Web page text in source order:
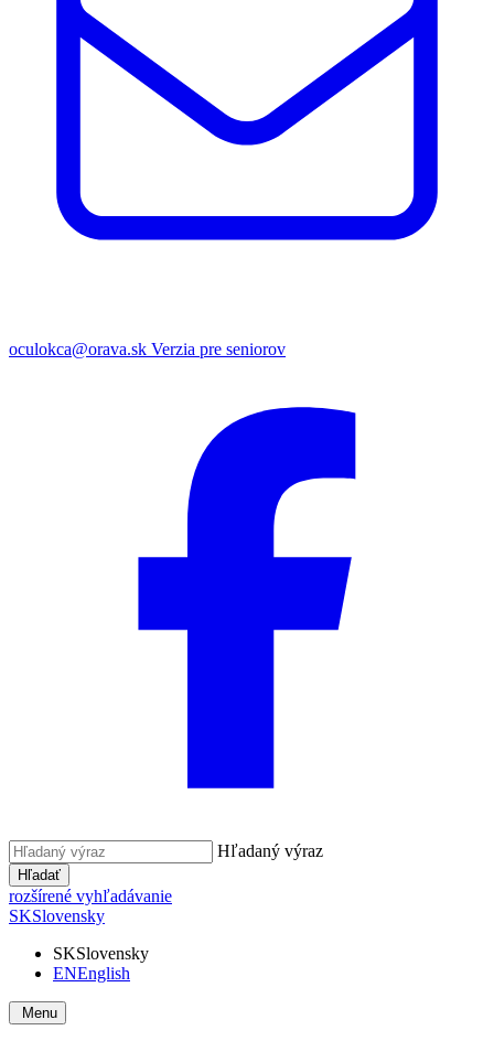
oculokca@orava.sk Verzia pre seniorov
Hľadaný výraz
Hľadať
rozšírené vyhľadávanie
SKSlovensky
SKSlovensky
ENEnglish
Menu